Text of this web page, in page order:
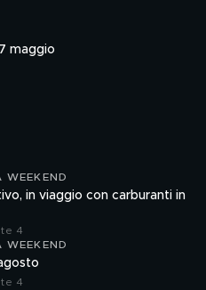
maggio
WEEKEND
in viaggio con carburanti in
4
WEEKEND
4